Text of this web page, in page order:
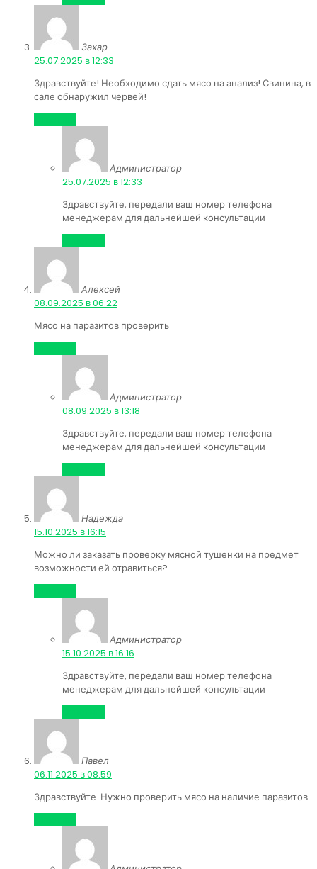
Захар
25.07.2025 в 12:33
Здравствуйте! Необходимо сдать мясо на анализ! Свинина, в
сале обнаружил червей!
Администратор
25.07.2025 в 12:33
Здравствуйте, передали ваш номер телефона
менеджерам для дальнейшей консультации
Алексей
08.09.2025 в 06:22
Мясо на паразитов проверить
Администратор
08.09.2025 в 13:18
Здравствуйте, передали ваш номер телефона
менеджерам для дальнейшей консультации
Надежда
15.10.2025 в 16:15
Можно ли заказать проверку мясной тушенки на предмет
возможности ей отравиться?
Администратор
15.10.2025 в 16:16
Здравствуйте, передали ваш номер телефона
менеджерам для дальнейшей консультации
Павел
06.11.2025 в 08:59
Здравствуйте. Нужно проверить мясо на наличие паразитов